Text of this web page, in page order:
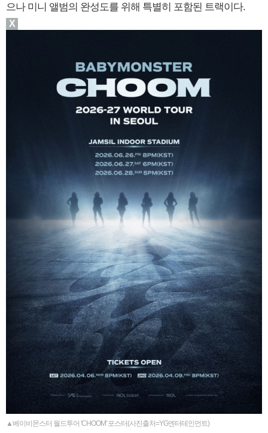
으나 미니 앨범의 완성도를 위해 특별히 포함된 트랙이다.
▲베이비몬스터 월드투어 'CHOOM' 포스터(사진출처=YG엔터테인먼트)
X